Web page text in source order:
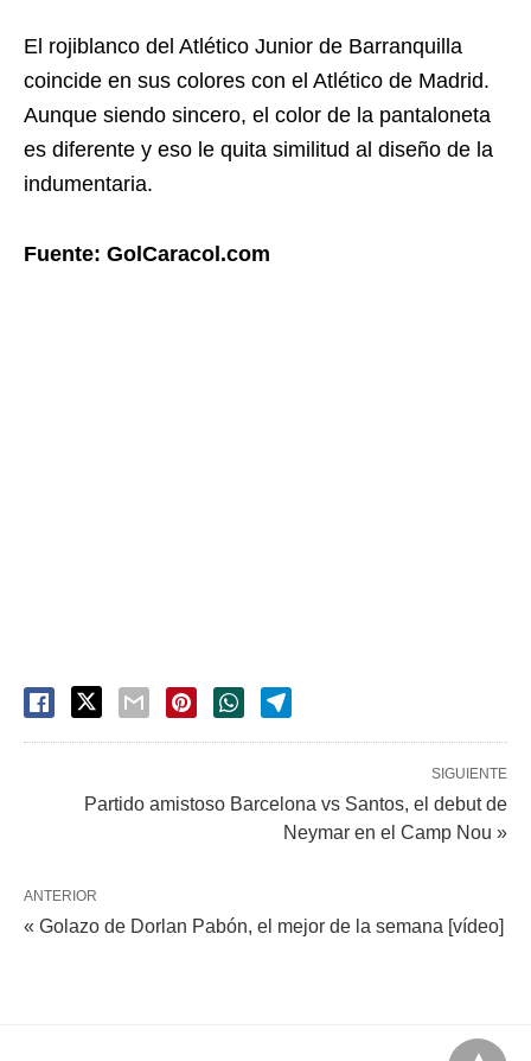
El rojiblanco del Atlético Junior de Barranquilla
coincide en sus colores con el Atlético de Madrid.
Aunque siendo sincero, el color de la pantaloneta
es diferente y eso le quita similitud al diseño de la
indumentaria.
Fuente: GolCaracol.com
SIGUIENTE
Partido amistoso Barcelona vs Santos, el debut de
Neymar en el Camp Nou »
ANTERIOR
« Golazo de Dorlan Pabón, el mejor de la semana [vídeo]